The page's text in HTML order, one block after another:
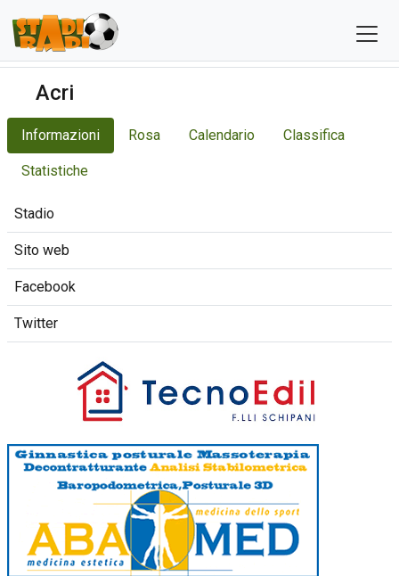
Acri
Informazioni Rosa Calendario Classifica
Statistiche
Stadio
Sito web
Facebook
Twitter